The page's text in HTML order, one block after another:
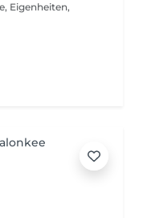
Eigenheiten,